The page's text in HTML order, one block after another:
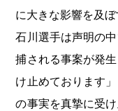
に大きな影響を及ぼ
石川選手は声明の
捕される事案が発
け止めております
の事実を真摯に受